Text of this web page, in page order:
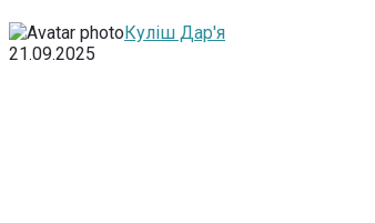
Куліш Дар'я
21.09.2025